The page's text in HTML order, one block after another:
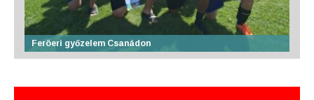
Feröeri győzelem Csanádon